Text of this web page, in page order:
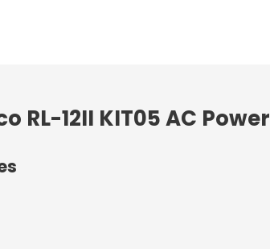
RL-12II KIT05 AC Power